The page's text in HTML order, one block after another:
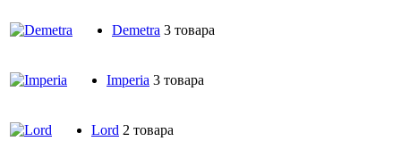
Demetra 3 товара
Imperia 3 товара
Lord 2 товара